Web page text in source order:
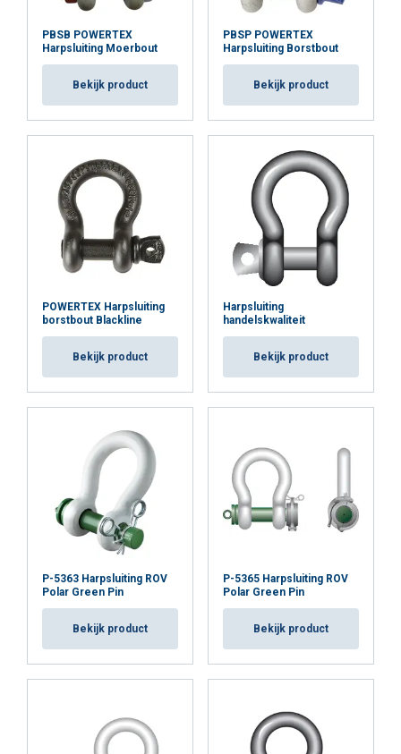
PBSB POWERTEX
Harpsluiting Moerbout
Bekijk product
PBSP POWERTEX
Harpsluiting Borstbout
Bekijk product
POWERTEX Harpsluiting
borstbout Blackline
Bekijk product
Harpsluiting
handelskwaliteit
Bekijk product
P-5363 Harpsluiting ROV
Polar Green Pin
Bekijk product
P-5365 Harpsluiting ROV
Polar Green Pin
Bekijk product
kunnen combineren met andere informatie die
u aan hen heeft verstrekt of die zij hebben
verzameld door uw gebruik van hun diensten.
Privacybeleid
Strikt
noodzakelijk
Prestatie Targeting
Functioneel Niet-geclassificeerd
ALLES ACCEPTEREN
ALLES AFWIJZEN
DETAILS WEERGEVEN